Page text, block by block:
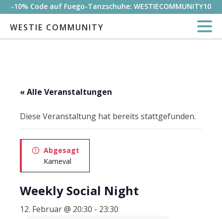
-10% Code auf Fuego-Tanzschuhe: WESTIECOMMUNITY10
WESTIE COMMUNITY
« Alle Veranstaltungen
Diese Veranstaltung hat bereits stattgefunden.
Abgesagt
Karneval
Weekly Social Night
12. Februar @ 20:30 - 23:30